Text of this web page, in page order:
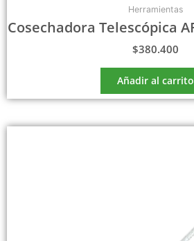
Herramientas
Cosechadora Telescópica
$380.400
Añadir al carrito